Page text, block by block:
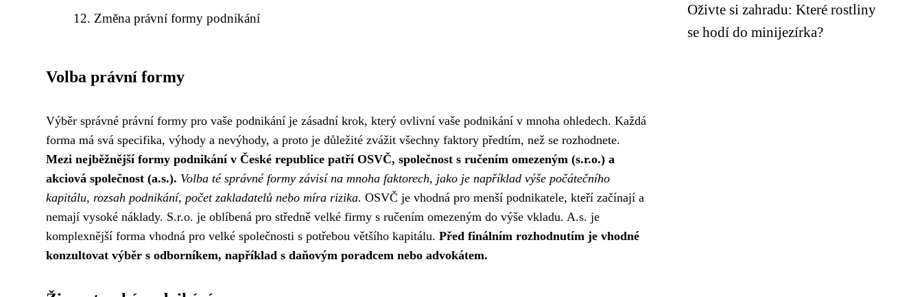
Změna právní formy podnikání
Volba právní formy
Výběr správné právní formy pro vaše podnikání je zásadní krok, který ovlivní vaše podnikání v mnoha ohledech. Každá
forma má svá specifika, výhody a nevýhody, a proto je důležité zvážit všechny faktory předtím, než se rozhodnete.
Mezi nejběžnější formy podnikání v České republice patří OSVČ, společnost s ručením omezeným (s.r.o.) a
akciová společnost (a.s.). Volba té správné formy závisí na mnoha faktorech, jako je například výše počátečního
kapitálu, rozsah podnikání, počet zakladatelů nebo míra rizika. OSVČ je vhodná pro menší podnikatele, kteří začínají a
nemají vysoké náklady. S.r.o. je oblíbená pro středně velké firmy s ručením omezeným do výše vkladu. A.s. je
komplexnější forma vhodná pro velké společnosti s potřebou většího kapitálu. Před finálním rozhodnutím je vhodné
konzultovat výběr s odborníkem, například s daňovým poradcem nebo advokátem.
Oživte si zahradu: Které rostliny
se hodí do minijezírka?